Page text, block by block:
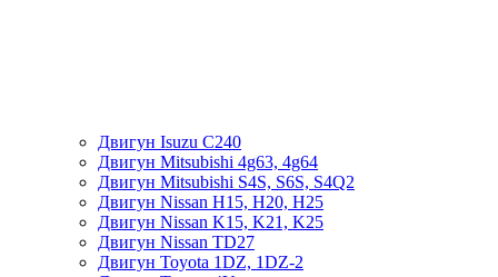
Двигун Isuzu C240
Двигун Mitsubishi 4g63, 4g64
Двигун Mitsubishi S4S, S6S, S4Q2
Двигун Nissan H15, H20, H25
Двигун Nissan K15, K21, K25
Двигун Nissan TD27
Двигун Toyota 1DZ, 1DZ-2